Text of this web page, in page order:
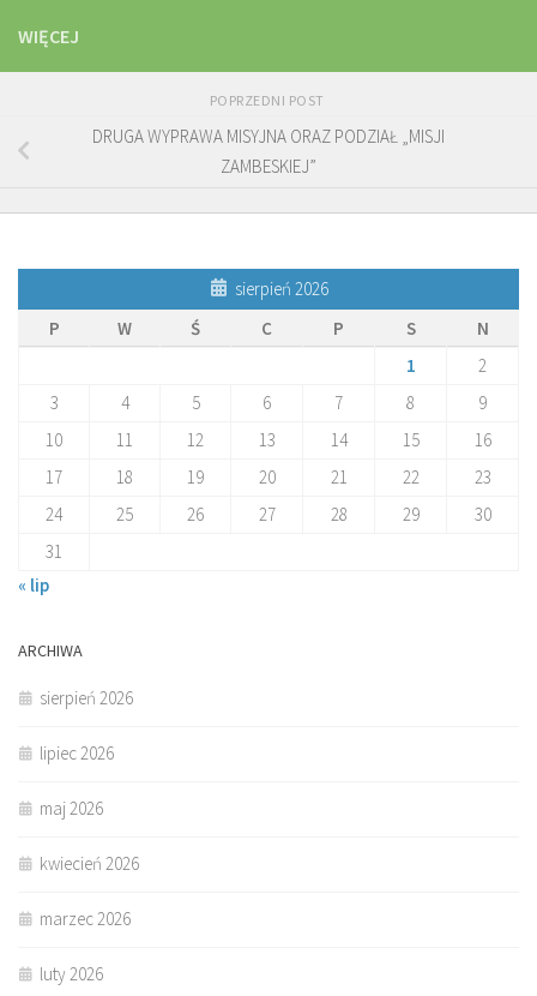
WIĘCEJ
POPRZEDNI POST
DRUGA WYPRAWA MISYJNA ORAZ PODZIAŁ „MISJI
ZAMBESKIEJ”
sierpień 2026
P
W Ś C P S
N
1
2
3
4 5 6 7 8
9
10
11 12 13 14 15
16
17
18 19 20 21 22
23
24
25 26 27 28 29
30
31
« lip
ARCHIWA
sierpień 2026
lipiec 2026
maj 2026
kwiecień 2026
marzec 2026
luty 2026